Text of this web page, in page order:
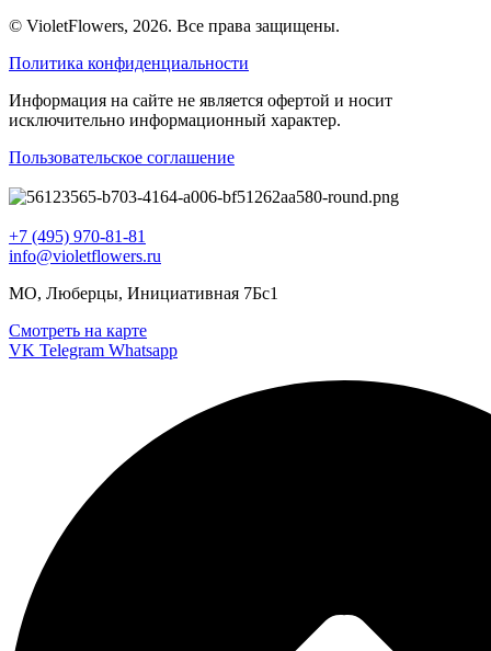
© VioletFlowers, 2026. Все права защищены.
Политика конфиденциальности
Информация на сайте не является офертой и носит
исключительно информационный характер.
Пользовательское соглашение
+7 (495) 970-81-81
info@violetflowers.ru
МО, Люберцы, Инициативная 7Бс1
Смотреть на карте
VK Telegram Whatsapp